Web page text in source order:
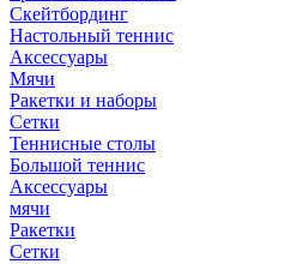
Скейтбординг
Настольный теннис
Аксессуары
Мячи
Ракетки и наборы
Сетки
Теннисные столы
Большой теннис
Аксессуары
мячи
Ракетки
Сетки